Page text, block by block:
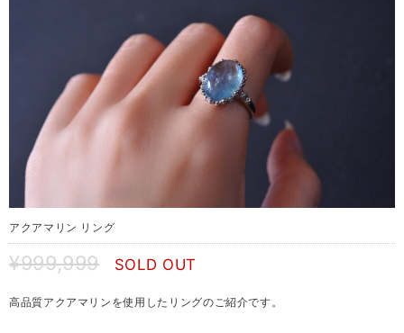
アクアマリン リング
¥999,999 SOLD OUT
高品質アクアマリンを使用したリングのご紹介です。